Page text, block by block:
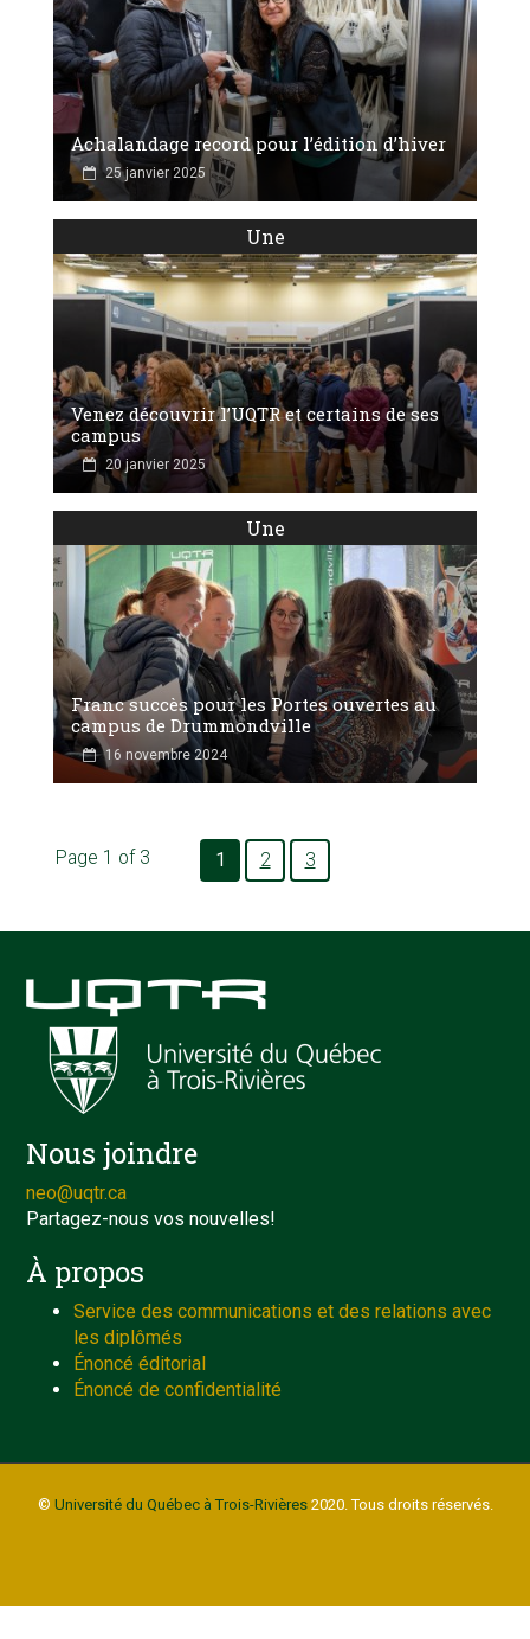
Achalandage record pour l’édition d’hiver
25 janvier 2025
Une
Venez découvrir l’UQTR et certains de ses
campus
20 janvier 2025
Une
Franc succès pour les Portes ouvertes au
campus de Drummondville
16 novembre 2024
Page 1 of 3 1 2 3
Nous joindre
neo@uqtr.ca
Partagez-nous vos nouvelles!
À propos
Service des communications et des relations avec
les diplômés
Énoncé éditorial
Énoncé de confidentialité
© Université du Québec à Trois-Rivières2020. Tous droits réservés.